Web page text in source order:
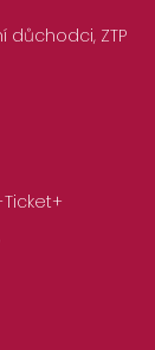
důchodci, ZTP
Ticket+